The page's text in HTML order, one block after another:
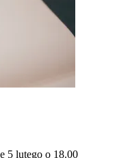
5 lutego o 18.00